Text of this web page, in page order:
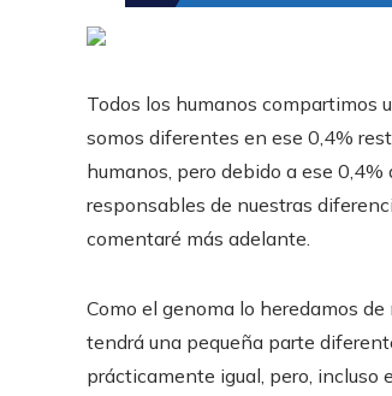
Todos los humanos compartimos
somos diferentes en ese 0,4%
humanos, pero debido a ese
responsables de nuestras
comentaré más adelante.
Como el genoma lo heredamos
tendrá una pequeña parte
prácticamente igual, pero, incluso